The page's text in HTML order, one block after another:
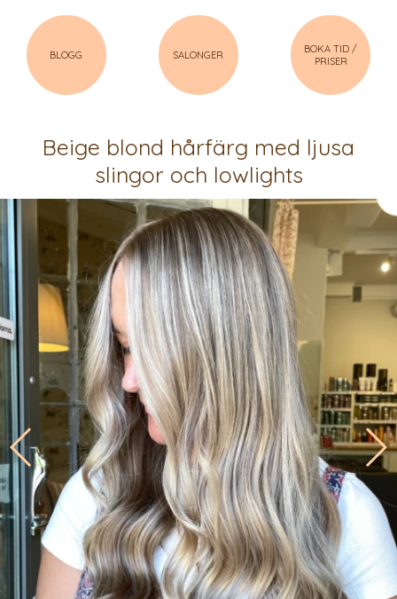
BLOGG SALONGER
BOKA TID /
PRISER
Beige blond hårfärg med ljusa
slingor och lowlights